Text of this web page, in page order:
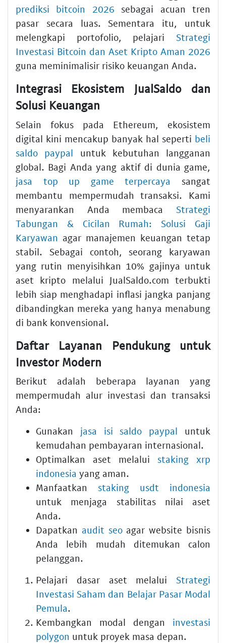
prediksi bitcoin 2026 sebagai acuan tren
pasar secara luas. Sementara itu, untuk
melengkapi portofolio, pelajari Strategi
Investasi Bitcoin dan Aset Kripto Aman 2026
guna meminimalisir risiko keuangan Anda.
Integrasi Ekosistem JualSaldo dan
Solusi Keuangan
Selain fokus pada Ethereum, ekosistem
digital kini mencakup banyak hal seperti beli
saldo paypal untuk kebutuhan langganan
global. Bagi Anda yang aktif di dunia game,
jasa top up game terpercaya
sangat
membantu mempermudah transaksi. Kami
menyarankan Anda membaca Strategi
Tabungan & Cicilan Rumah: Solusi Gaji
Karyawan agar manajemen keuangan tetap
stabil. Sebagai contoh, seorang karyawan
yang rutin menyisihkan 10% gajinya untuk
aset kripto melalui JualSaldo.com terbukti
lebih siap menghadapi inflasi jangka panjang
dibandingkan mereka yang hanya menabung
di bank konvensional.
Daftar Layanan Pendukung untuk
Investor Modern
Berikut adalah beberapa layanan yang
mempermudah alur investasi dan transaksi
Anda:
Gunakan jasa isi saldo paypal untuk
kemudahan pembayaran internasional.
Optimalkan aset melalui staking xrp
indonesia yang aman.
Manfaatkan staking usdt indonesia
untuk menjaga stabilitas nilai aset
Anda.
Dapatkan audit seoagar website bisnis
Anda lebih mudah ditemukan calon
pelanggan.
Pelajari dasar aset melalui Strategi
Investasi Saham dan Belajar Pasar Modal
Pemula.
Kembangkan modal dengan investasi
polygon untuk proyek masa depan.